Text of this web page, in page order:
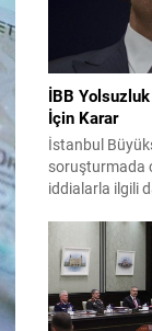
İBB
İçin Karar
İstanbul
soruşturmada
iddialarla ilgili
sanıkların
değerlendirdi.
Ekrem
hakkında
karar verildi.